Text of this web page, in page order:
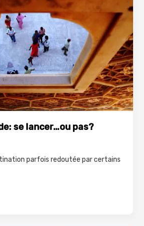
se lancer…ou pas?
parfois redoutée par certains